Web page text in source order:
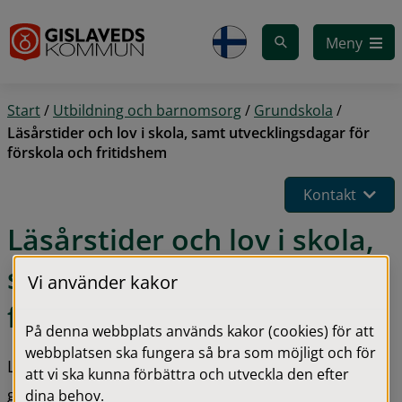
Meny
Start/ Utbildning och barnomsorg/ Grundskola /
Läsårstider och lov i skola, samt utvecklingsdagar för
förskola och fritidshem
Kontakt
Läsårstider och lov i skola,
samt utvecklingsdagar för
förskola och fritidshem
Läsårstider och lovdagar för elever i förskoleklass,
grundskola, anpassad grundskola, gymnasieskola
Vi använder kakor
På denna webbplats används kakor (cookies) för att
webbplatsen ska fungera så bra som möjligt och för
att vi ska kunna förbättra och utveckla den efter
dina behov.